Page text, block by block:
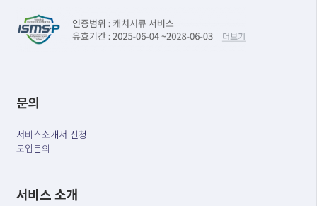
문의
서비스소개서 신청
도입문의
서비스 소개